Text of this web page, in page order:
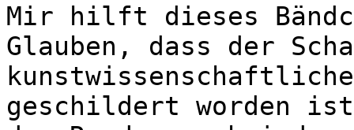
Mir hilft dieses
Glauben, dass der
geschildert worden